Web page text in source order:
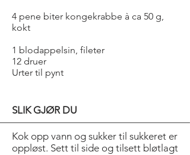
4 pene biter kongekrabbe à ca 50 g,
kokt
1 blodappelsin, fileter
12 druer
Urter til pynt
SLIK GJØR DU
Kok opp vann og sukker til sukkeret er
oppløst. Sett til side og tilsett bløtlagt